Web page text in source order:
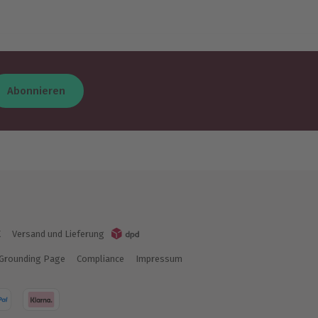
Abonnieren
Versand und Lieferung
Grounding Page Compliance Impressum